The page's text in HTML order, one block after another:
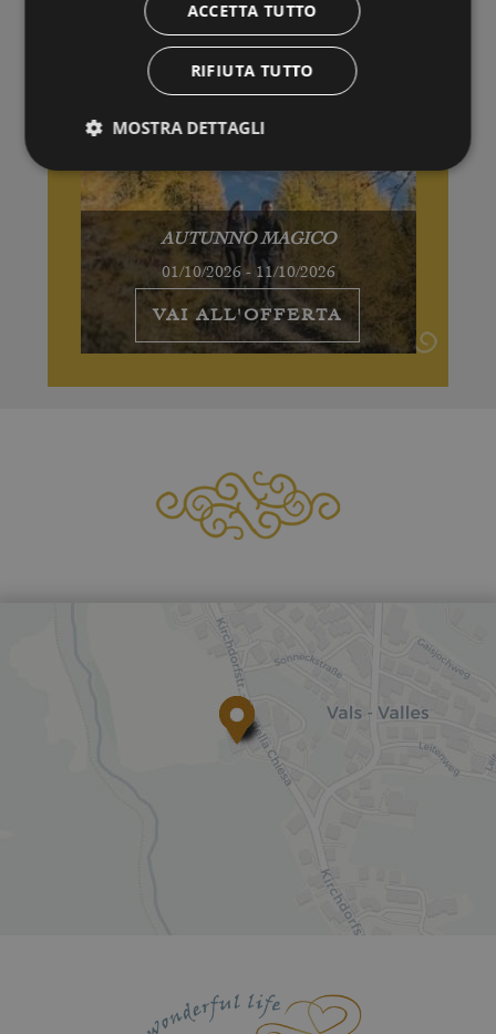
AUTUNNO MAGICO
01/10/2026 - 11/10/2026
VAI ALL'OFFERTA
ACCETTA TUTTO
RIFIUTA TUTTO
MOSTRA DETTAGLI